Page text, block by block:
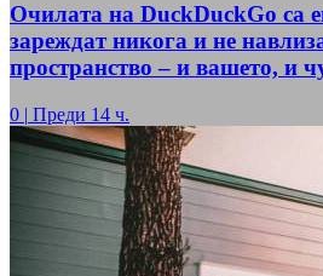
Очилата на DuckDuckGo са
зареждат никога и не
пространство – и вашето, и
0 | Преди 14 ч.